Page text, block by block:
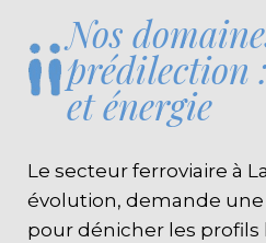
Nos
prédilection
et énergie
Le secteur ferroviaire à
évolution, demande
pour dénicher les profils